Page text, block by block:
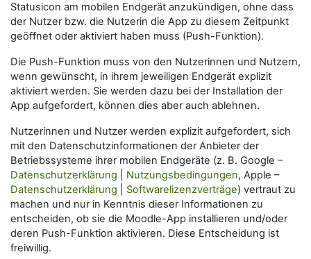
Statusicon am mobilen Endgerät anzukündigen, ohne dass
der Nutzer bzw. die Nutzerin die App zu diesem Zeitpunkt
geöffnet oder aktiviert haben muss (Push-Funktion).
Die Push-Funktion muss von den Nutzerinnen und Nutzern,
wenn gewünscht, in ihrem jeweiligen Endgerät explizit
aktiviert werden. Sie werden dazu bei der Installation der
App aufgefordert, können dies aber auch ablehnen.
Nutzerinnen und Nutzer werden explizit aufgefordert, sich
mit den Datenschutzinformationen der Anbieter der
Betriebssysteme ihrer mobilen Endgeräte (z. B. Google –
Datenschutzerklärung
Nutzungsbedingungen, Apple –
Datenschutzerklärung
Softwarelizenzverträge) vertraut zu
machen und nur in Kenntnis dieser Informationen zu
entscheiden, ob sie die Moodle-App installieren und/oder
deren Push-Funktion aktivieren. Diese Entscheidung ist
freiwillig.